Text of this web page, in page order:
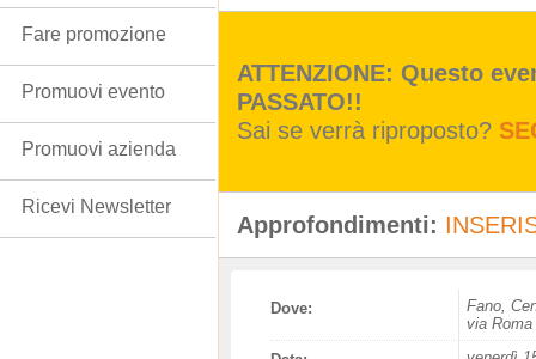
ATTENZIONE: Questo
PASSATO!!
Sai se verrà riproposto?
Approfondimenti:
Dove:
Fano,
via Roma
Fare promozione
Promuovi evento
Promuovi azienda
Ricevi Newsletter